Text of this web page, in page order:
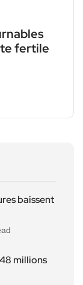
fertile
baissent
millions